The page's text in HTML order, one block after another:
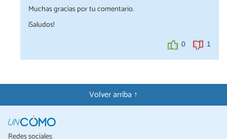
Muchas gracias por tu comentario.
¡Saludos!
0 1
Volver arriba ↑
Redes sociales